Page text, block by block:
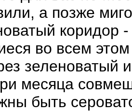
а позже
во всем
зеленоватый
месяца
быть